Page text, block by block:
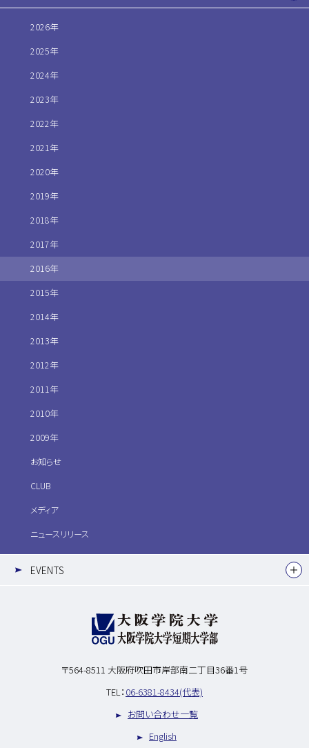
2026年
2025年
2024年
2023年
2022年
2021年
2020年
2019年
2018年
2017年
2016年
2015年
2014年
2013年
2012年
2011年
2010年
2009年
お知らせ
CLUB
メディア
ニュースリリース
EVENTS
〒564-8511 大阪府吹田市岸部南二丁目36番1号
TEL： 06-6381-8434(代表)
お問い合わせ一覧
English